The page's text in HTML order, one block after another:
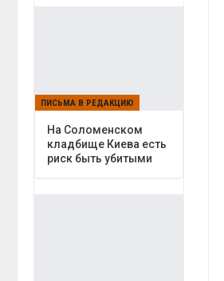
ПИСЬМА В РЕДАКЦИЮ
На Соломенском
кладбище Киева есть
риск быть убитыми